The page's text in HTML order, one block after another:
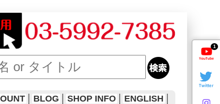
1
BLOG SHOP INFO ENGLISH